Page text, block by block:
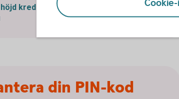
kreditgräns som ensam
din PIN-kod